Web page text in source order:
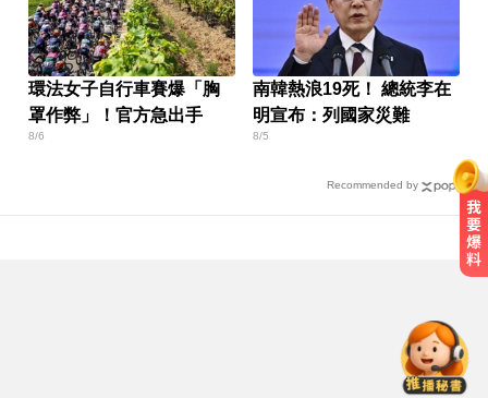
環法女子自行車賽爆「胸
罩作弊」！官方急出手
8/6
南韓熱浪19死！ 總統李在
明宣布：列國家災難
8/5
Recommended by